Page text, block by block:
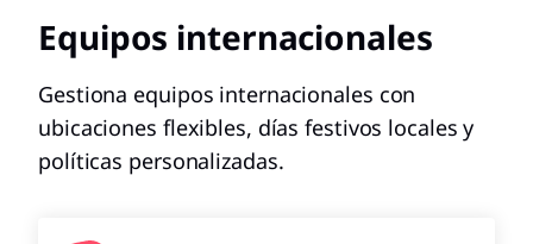
Equipos internacionales
Gestiona equipos internacionales con
ubicaciones flexibles, días festivos locales y
políticas personalizadas.